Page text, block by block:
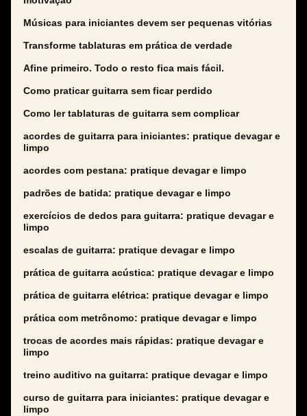
Músicas para iniciantes devem ser pequenas vitórias
Transforme tablaturas em prática de verdade
Afine primeiro. Todo o resto fica mais fácil.
Como praticar guitarra sem ficar perdido
Como ler tablaturas de guitarra sem complicar
acordes de guitarra para iniciantes: pratique devagar e
limpo
acordes com pestana: pratique devagar e limpo
padrões de batida: pratique devagar e limpo
exercícios de dedos para guitarra: pratique devagar e
limpo
escalas de guitarra: pratique devagar e limpo
prática de guitarra acústica: pratique devagar e limpo
prática de guitarra elétrica: pratique devagar e limpo
prática com metrônomo: pratique devagar e limpo
trocas de acordes mais rápidas: pratique devagar e
limpo
treino auditivo na guitarra: pratique devagar e limpo
curso de guitarra para iniciantes: pratique devagar e
limpo